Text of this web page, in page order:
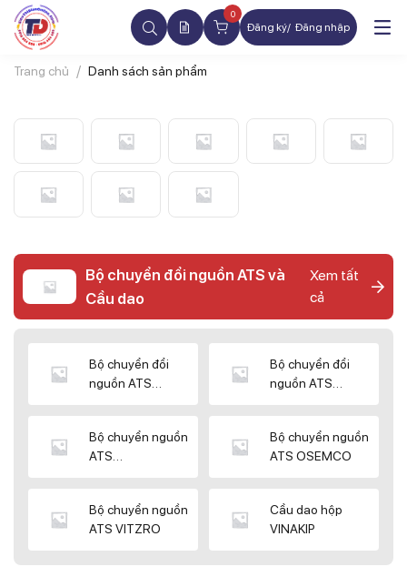
0
Đăng ký Đăng nhập
Trang chủ Danh sách sản phẩm
Bộ chuyển đổi nguồn ATS và
Cầu dao
Xem tất
cả
Bộ chuyển đổi
nguồn ATS
Bộ chuyển đổi
nguồn ATS
Bộ chuyển nguồn
ATS
Bộ chuyển nguồn
ATS OSEMCO
Bộ chuyển nguồn
ATS VITZRO
Cầu dao hộp
VINAKIP